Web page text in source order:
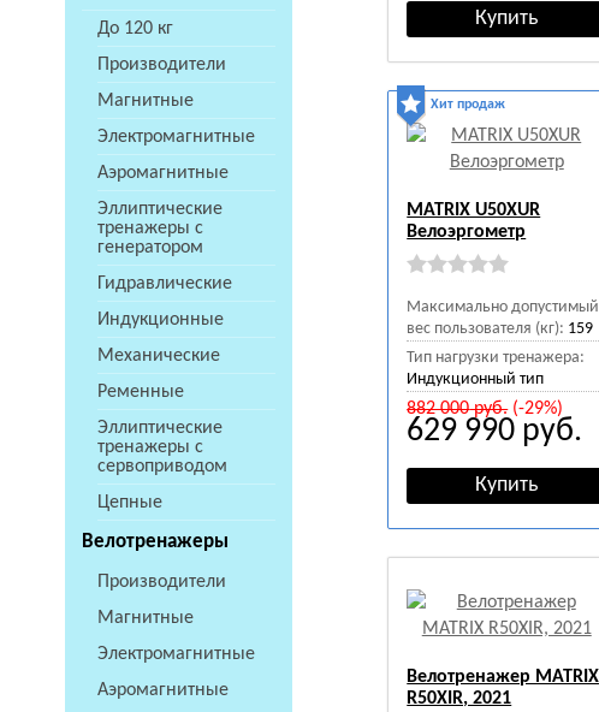
До 120 кг
Производители
Магнитные
Электромагнитные
Аэромагнитные
Эллиптические
тренажеры с
генератором
Гидравлические
Индукционные
Механические
Ременные
Эллиптические
тренажеры с
сервоприводом
Цепные
Велотренажеры
Производители
Магнитные
Электромагнитные
Аэромагнитные
Хит продаж
MATRIX U50XUR
Велоэргометр
Максимально допустимый
вес пользователя (кг): 159
Тип нагрузки тренажера:
Индукционный тип
882 000руб.(-29%)
629 990 руб.
Велотренажер MATRIX
R50XIR, 2021